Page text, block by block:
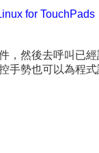
for TouchPads
然後去呼叫已
勢也可以為程式